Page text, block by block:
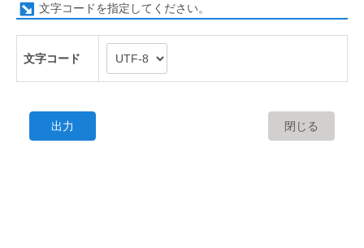
文字コードを指定してください。
文字コード